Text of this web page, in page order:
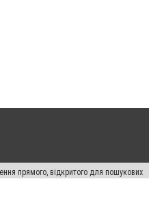
прямого, відкритого для пошукових